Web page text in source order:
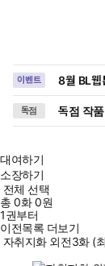
이벤트 8월 BL웹
독점 독점 작
대여하기
소장하기
전체 선택
총0화0원
1권부터
이전목록 더보기
자취지화 외전3화 (